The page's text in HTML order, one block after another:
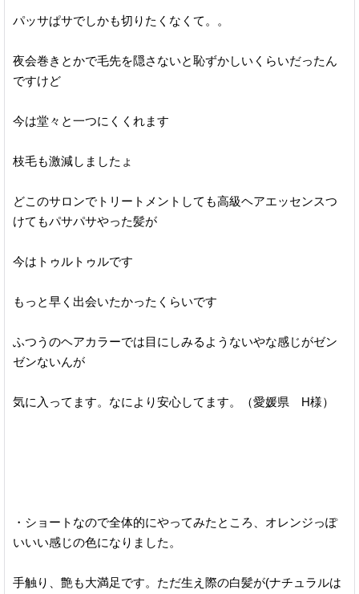
パッサぱサでしかも切りたくなくて。。
夜会巻きとかで毛先を隠さないと恥ずかしいくらいだったん
ですけど
今は堂々と一つにくくれます
枝毛も激減しましたょ
どこのサロンでトリートメントしても高級ヘアエッセンスつ
けてもパサパサやった髪が
今はトゥルトゥルです
もっと早く出会いたかったくらいです
ふつうのヘアカラーでは目にしみるようないやな感じがゼン
ゼンないんが
気に入ってます。なにより安心してます。（愛媛県 H様）
・ショートなので全体的にやってみたところ、オレンジっぽ
いいい感じの色になりました。
手触り、艶も大満足です。ただ生え際の白髪が(ナチュラルは